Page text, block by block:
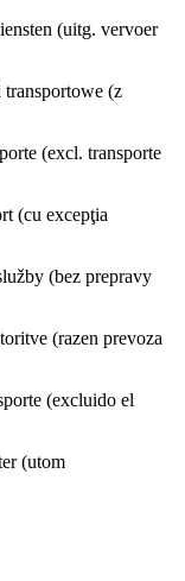
(uitg. vervoer
(z
(excl. transporte
(cu excepţia
(bez prepravy
(razen prevoza
(excluido el
(utom